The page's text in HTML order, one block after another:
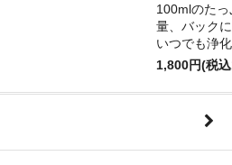
100mlのた
量、バック
いつでも浄
1,800円(税